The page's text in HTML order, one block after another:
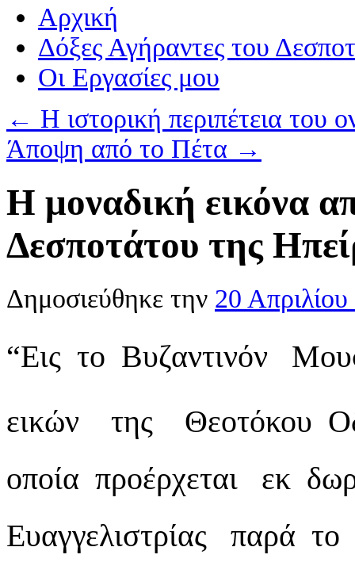
Αρχική
Δόξες Αγήραντες του
Οι Eργασίες μου
← Η ιστορική περιπέτεια του
Άποψη από το Πέτα →
Η μοναδική εικόνα
Δεσποτάτου της
Δημοσιεύθηκε την 20
“Εις το Βυζαντινόν
εικών της Θεοτόκου
οποία προέρχεται εκ
Ευαγγελιστρίας παρά